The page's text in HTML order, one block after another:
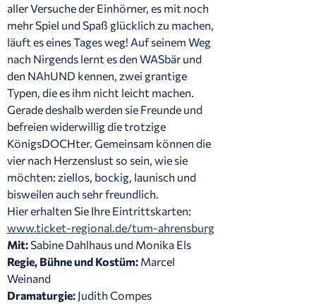
aller Versuche der Einhörner, es mit noch
mehr Spiel und Spaß glücklich zu machen,
läuft es eines Tages weg! Auf seinem Weg
nach Nirgends lernt es den WASbär und
den NAhUND kennen, zwei grantige
Typen, die es ihm nicht leicht machen.
Gerade deshalb werden sie Freunde und
befreien widerwillig die trotzige
KönigsDOCHter. Gemeinsam können die
vier nach Herzenslust so sein, wie sie
möchten: ziellos, bockig, launisch und
bisweilen auch sehr freundlich.
Hier erhalten Sie Ihre Eintrittskarten:
www.ticket-regional.de/tum-ahrensburg
Mit: Sabine Dahlhaus und Monika Els
Regie, Bühne und Kostüm: Marcel
Weinand
Dramaturgie: Judith Compes